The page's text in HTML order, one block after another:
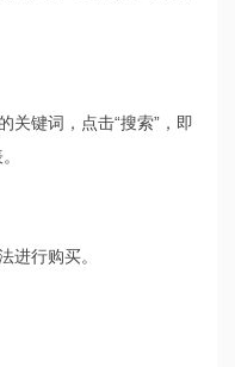
关键词，点击“搜索”，即
进行购买。